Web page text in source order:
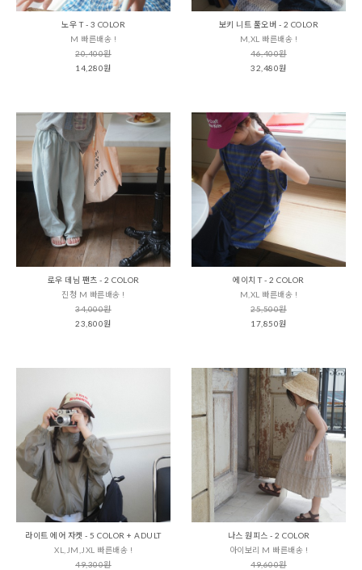
노우 T - 3 COLOR
M 빠른배송 !
20,400원
14,280원
보키 니트 풀오버 - 2 COLOR
M,XL 빠른배송 !
46,400원
32,480원
로우 데님 팬츠 - 2 COLOR
진청 M 빠른배송 !
34,000원
23,800원
에이치 T - 2 COLOR
M,XL 빠른배송 !
25,500원
17,850원
라이트 에어 자켓 - 5 COLOR + ADULT
XL,JM,JXL 빠른배송 !
49,300원
나스 원피스 - 2 COLOR
아이보리 M 빠른배송 !
49,600원